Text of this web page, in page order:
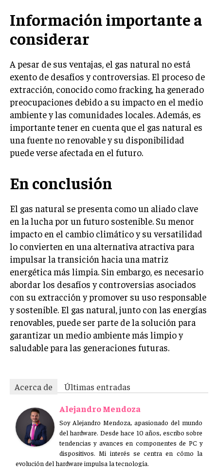
Información importante a
considerar
A pesar de sus ventajas, el gas natural no está
exento de desafíos y controversias. El proceso de
extracción, conocido como fracking, ha generado
preocupaciones debido a su impacto en el medio
ambiente y las comunidades locales. Además, es
importante tener en cuenta que el gas natural es
una fuente no renovable y su disponibilidad
puede verse afectada en el futuro.
En conclusión
El gas natural se presenta como un aliado clave
en la lucha por un futuro sostenible. Su menor
impacto en el cambio climático y su versatilidad
lo convierten en una alternativa atractiva para
impulsar la transición hacia una matriz
energética más limpia. Sin embargo, es necesario
abordar los desafíos y controversias asociados
con su extracción y promover su uso responsable
y sostenible. El gas natural, junto con las energías
renovables, puede ser parte de la solución para
garantizar un medio ambiente más limpio y
saludable para las generaciones futuras.
Acerca de
Últimas entradas
Alejandro Mendoza
Soy Alejandro Mendoza, apasionado del mundo
del hardware. Desde hace 10 años, escribo sobre
tendencias y avances en componentes de PC y
dispositivos. Mi interés se centra en cómo la
evolución del hardware impulsa la tecnología.